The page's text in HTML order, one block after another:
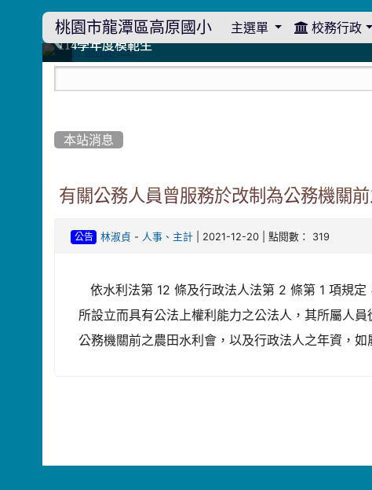
桃園市龍潭區高原國小 主選單 校務行政
114學年度模範生
114學年度模範生
高原110 追夢向前行
高原110 追夢向前行
橄欖樹群
橄欖樹群
:::
本站消息
有關公務人員曾服務於改制為公務機關
公告 林淑貞 - 人事、主計 | 2021-12-20 | 點閱數： 319
依水利法第 12 條及行政法人法第 2 條第 1 項規定
所設立而具有公法上權利能力之公法人，其所屬人
公務機關前之農田水利會，以及行政法人之年資，